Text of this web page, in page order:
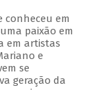
conheceu em
paixão em
em artistas
e
se
geração da